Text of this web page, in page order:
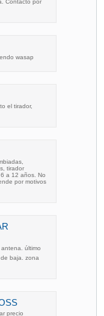
wasap
el tirador,
tirador
a 12 años. No
por motivos
antena. último
baja. zona
precio